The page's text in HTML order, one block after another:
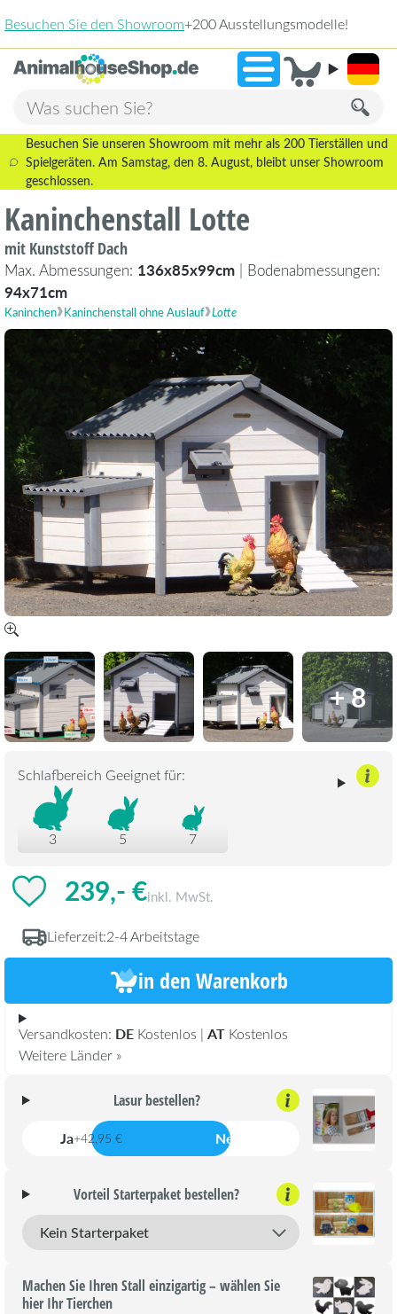
»2.238
Besuchen Sie unseren Showroom mit mehr als 200 Tierställen und
Spielgeräten. Am Samstag, den 8. August, bleibt unser Showroom
geschlossen.
Kaninchenstall Lotte
mit Kunststoff Dach
Max. Abmessungen: 136x85x99cm | Bodenabmessungen:
94x71cm
Kaninchen Kaninchenstall ohne Auslauf Lotte
+ 8
Schlafbereich Geeignet für:
3 5 7
239,- €inkl. MwSt.
Lieferzeit:2-4 Arbeitstage
in den Warenkorb
Versandkosten: DE Kostenlos | AT Kostenlos
Weitere Länder »
Lasur bestellen?
Ja+42,95 € Nein
Vorteil Starterpaket bestellen?
Machen Sie Ihren Stall einzigartig – wählen Sie
hier Ihr Tierchen